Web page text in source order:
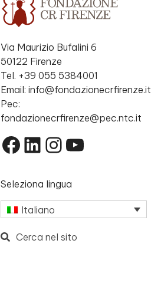
Via Maurizio Bufalini 6
50122 Firenze
Tel. +39 055 5384001
Email: info@fondazionecrfirenze.it
Pec:
fondazionecrfirenze@pec.ntc.it
Facebook
LinkedIn
Instagram
YouTube
Seleziona lingua
Italiano
Cerca nel sito